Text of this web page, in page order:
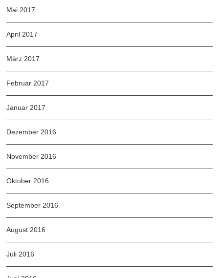
Mai 2017
April 2017
März 2017
Februar 2017
Januar 2017
Dezember 2016
November 2016
Oktober 2016
September 2016
August 2016
Juli 2016